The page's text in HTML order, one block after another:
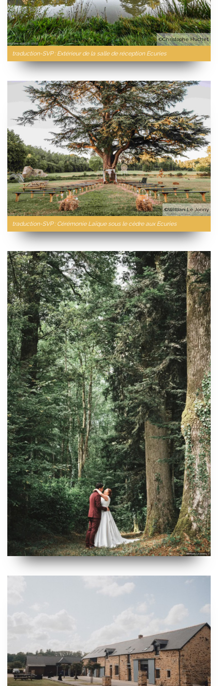
traduction-SVP : Extérieur de la salle de réception Ecuries
©Christophe Huchet
traduction-SVP : Cérémonie Laïque sous le cèdre aux Ecuries
©Willian Le Jonny